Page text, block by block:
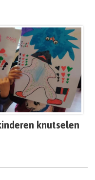
knutselen